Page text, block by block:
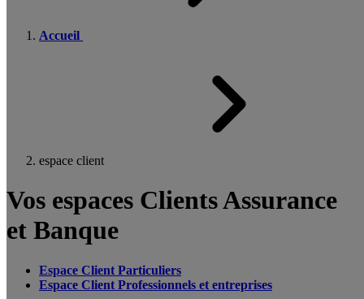
Accueil
espace client
Vos espaces Clients Assurance
et Banque
Espace Client Particuliers
Espace Client Professionnels et entreprises